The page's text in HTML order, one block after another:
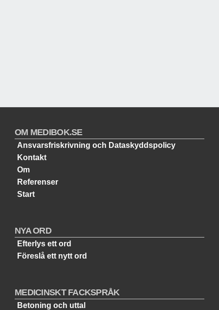
OM MEDIBOK.SE
Ansvarsfriskrivning och Dataskyddspolicy
Kontakt
Om
Referenser
Start
NYA ORD
Efterlys ett ord
Föreslå ett nytt ord
MEDICINSKT FACKSPRÅK
Betoning och uttal